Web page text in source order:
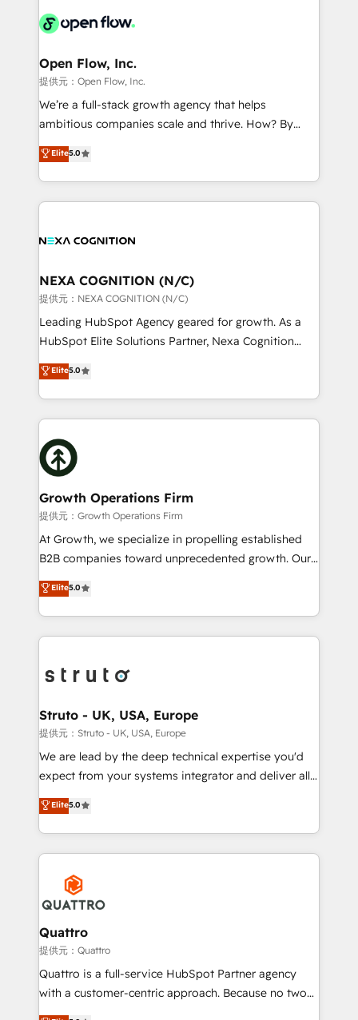
include five HubSpot Academy accreditations, six
HubSpot Awards, recognition in Financial Services
industrial/manufacturing, professional services,
distribution, commercial real estate, technology,
finserv/fintech, IT managed services, transportation
& logistics, energy/solar, staffing and recruiting,
media, healthcare and government contractors. Our
Technical Solutions, Enablement Solutions, Digital
Solutions and Growth Solutions. As a fully
Open Flow, Inc.
提供元：Open Flow, Inc.
We’re a full-stack growth agency that helps
ambitious companies scale and thrive. How? By
upgrading and streamlining every single revenue-
generating aspect of your business. We’re proud
HubSpot Elite Solutions Partners and devout CRM
nerds who can harness HubSpot’s custom digital
experience. Working hand-in-hand with your team,
traffic, generates better leads and crushes your
revenue goals. We've worked with thousands of
HubSpot customers and we'd love to work with you
too! Clients come to us for: Advanced CRM solutions
HubSpot Data System Migrations between systems
to HubSpot New lead generation strategies Time-
website development Award-winning creative
design We live and breathe HubSpot and are ready
Elite5.0
NEXA COGNITION (N/C)
提供元：NEXA COGNITION (N/C)
Leading HubSpot Agency geared for growth. As a
HubSpot Elite Solutions Partner, Nexa Cognition
ranks in the top 1% of global HubSpot Partners and
has been one of the longest-standing partners since
2012. We empower businesses to harness the full
potential of HubSpot by combining strategic
insights with technical excellence, we deliver
bespoke HubSpot solutions tailored to drive
measurable growth and operational efficiency. Why
Choose Nexa Cognition? 🚀 HubSpot Expertise: Our
certified team specialises in CRM implementation,
marketing automation, and revenue operations. 🤝
Custom Solutions: From onboarding and
HubSpot with your business needs. 🌟 Proven
Results: We’ve helped businesses of all sizes
Packages: Choose ongoing support or project-based
solutions. We offer service packages designed to fit
Elite5.0
Growth Operations Firm
提供元：Growth Operations Firm
At Growth, we specialize in propelling established
B2B companies toward unprecedented growth. Our
focus is on fine-tuning and enhancing your growth,
sales, and marketing operations. Unlike conventional
marketing agencies, we dive deep into the
operational aspects of your business, ensuring that
functioning optimally. With our expertise in leading
wealth of knowledge and experience to the table.
Our strategies are tailored to your business's unique
needs, ensuring a personalized approach that aligns
with your growth objectives.
Elite5.0
Struto - UK, USA, Europe
提供元：Struto - UK, USA, Europe
We are lead by the deep technical expertise you'd
expect from your systems integrator and deliver all
the agency services you'd expect from your
HubSpot Solutions Partner. As one of the UK's
longest-standing partners, we are experts at
maximising the value of the HubSpot platform and
building an integrated growth stack that brings your
business, operational and technical requirements to
life, and creates a 360˚ view of your customer to
help your teams do more. We specialise in HubSpot
technical services, website design and development
as well as agency services that help set you up for
success. Now, more than ever you need to connect
Elite5.0
Quattro
提供元：Quattro
Quattro is a full-service HubSpot Partner agency
with a customer-centric approach. Because no two
clients have the same needs, Quattro offer a